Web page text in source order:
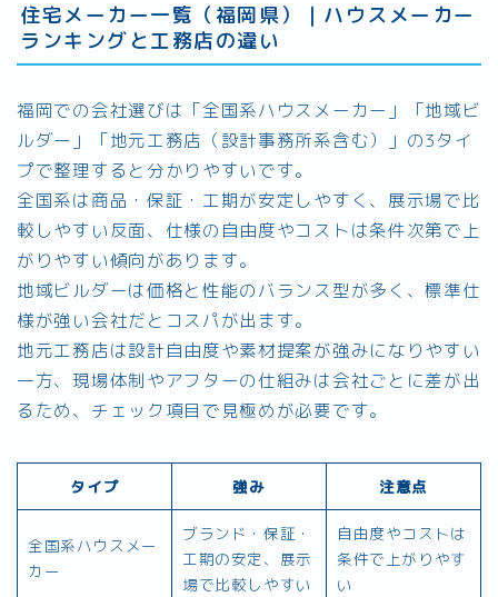
住宅メーカー一覧（福岡県）｜ハウスメーカー
ランキングと工務店の違い
福岡での会社選びは「全国系ハウスメーカー」「地域ビ
ルダー」「地元工務店（設計事務所系含む）」の3タイ
プで整理すると分かりやすいです。
全国系は商品・保証・工期が安定しやすく、展示場で比
較しやすい反面、仕様の自由度やコストは条件次第で上
がりやすい傾向があります。
地域ビルダーは価格と性能のバランス型が多く、標準仕
様が強い会社だとコスパが出ます。
地元工務店は設計自由度や素材提案が強みになりやすい
一方、現場体制やアフターの仕組みは会社ごとに差が出
るため、チェック項目で見極めが必要です。
タイプ 強み 注意点
全国系ハウスメー
カー
ブランド・保証・
工期の安定、展示
場で比較しやすい
自由度やコストは
条件で上がりやす
い